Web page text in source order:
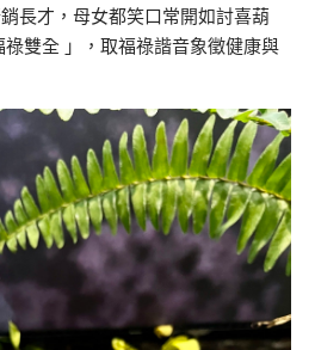
長才，母女都笑口常開如討喜葫
雙全 」，取福祿諧音象徵健康與